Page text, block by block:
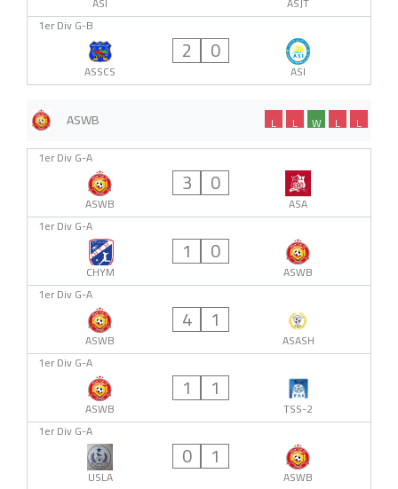
1er Div G-B
ASSCS
2 0
ASI
ASWB L
L
W
L
L
1er Div G-A
ASWB
3 0
ASA
1er Div G-A
CHYM
1 0
ASWB
1er Div G-A
ASWB
4 1
ASASH
1er Div G-A
ASWB
1 1
TSS-2
1er Div G-A
USLA
0 1
ASWB